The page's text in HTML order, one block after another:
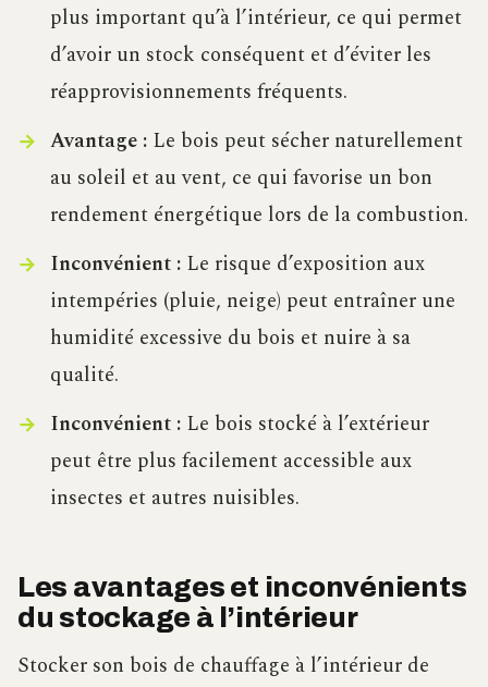
plus important qu’à l’intérieur, ce qui permet
d’avoir un stock conséquent et d’éviter les
réapprovisionnements fréquents.
Avantage :Le bois peut sécher naturellement
au soleil et au vent, ce qui favorise un bon
rendement énergétique lors de la combustion.
Inconvénient :Le risque d’exposition aux
intempéries (pluie, neige) peut entraîner une
humidité excessive du bois et nuire à sa
qualité.
Inconvénient :Le bois stocké à l’extérieur
peut être plus facilement accessible aux
insectes et autres nuisibles.
Les avantages et inconvénients
du stockage à l’intérieur
Stocker son bois de chauffage à l’intérieur de